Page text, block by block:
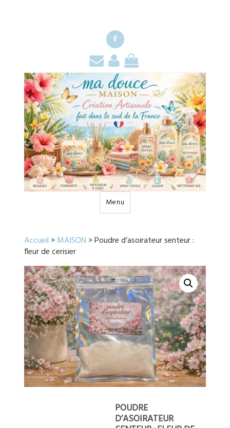
Facebook
Contact
Mon
compte
Mon
panier
Menu
Accueil >MAISON > Poudre d’asoirateur senteur :
fleur de cerisier
POUDRE
D’ASOIRATEUR